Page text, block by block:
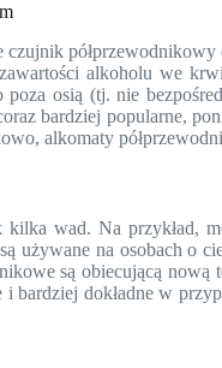
alkoholu we
osią (tj. nie
bardziej popularne,
alkomaty
wad. Na
używane na osobach o
są obiecującą
dokładne w